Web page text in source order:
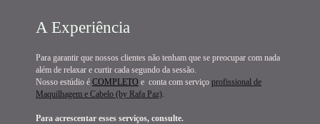
A Experiência
Para garantir que nossos clientes não tenham que se preocupar com nada
além de relaxar e curtir cada segundo da sessão.
Nosso estúdio é COMPLETO e conta com serviço profissional de
Maquilhagem e Cabelo (by Rafa Paz)
Para acrescentar esses serviços, consulte.